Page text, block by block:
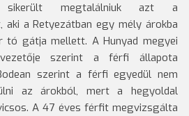
sikerült megtalálniuk azt a
a Retyezátban egy mély árokba
tó gátja mellett. A Hunyad megyei
vezetője szerint a férfi állapota
szerint a férfi egyedül nem
az árokból, mert a hegyoldal
A 47 éves férfit megvizsgálta